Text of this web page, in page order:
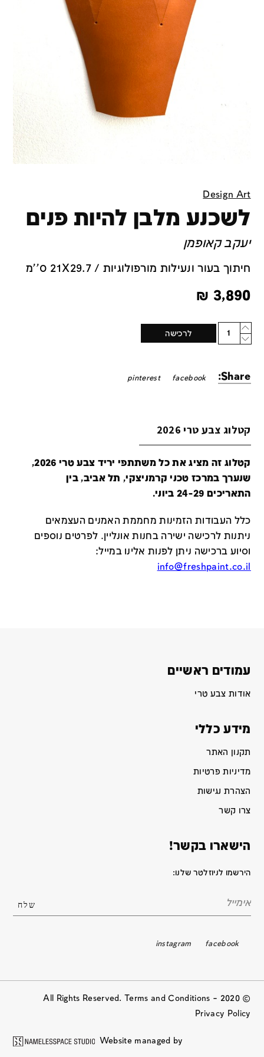
Design Art
לשכנע מלבן להיות פנים
יעקב קאופמן
חיתוך בעור ונעילות מורפולוגיות / 21X29.7 ס''מ
3,890
₪
Quantity
לרכישה
Share:
facebook
pinterest
קטלוג צבע טרי 2026
קטלוג זה מציג את כל משתתפי יריד צבע טרי 2026,
שנערך במרכז טכני קרמניצקי, תל אביב, בין
התאריכים 24-29 ביוני.
כלל העבודות הזמינות מחממת האמנים העצמאים
ניתנות לרכישה ישירה בחנות אונליין . לפרטים נוספים
וסיוע ברכישה ניתן לפנות אלינו במייל:
info@freshpaint.co.il
עמודים ראשיים
אודות צבע טרי
מידע כללי
תקנון האתר
מדיניות פרטיות
הצהרת נגישות
צרו קשר
הישארו בקשר!
הירשמו לניוזלטר שלנו:
facebook
instagram
© 2020 All Rights Reserved. Terms and Conditions –
Privacy Policy
Website managed by